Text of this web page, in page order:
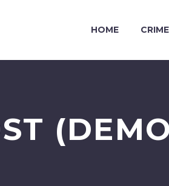
HOME CRIME